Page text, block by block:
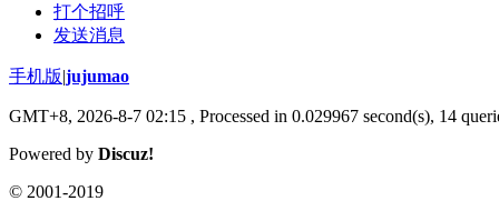
打个招呼
发送消息
手机版|jujumao
GMT+8, 2026-8-7 02:15 , Processed in 0.029967 second(s), 14
Powered by Discuz!
© 2001-2019